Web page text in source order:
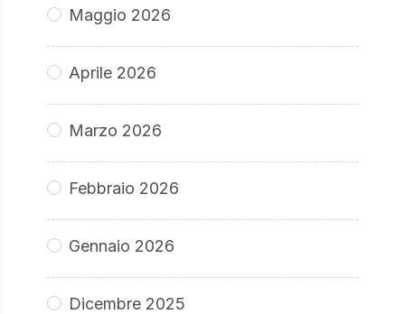
Maggio 2026
Aprile 2026
Marzo 2026
Febbraio 2026
Gennaio 2026
Dicembre 2025